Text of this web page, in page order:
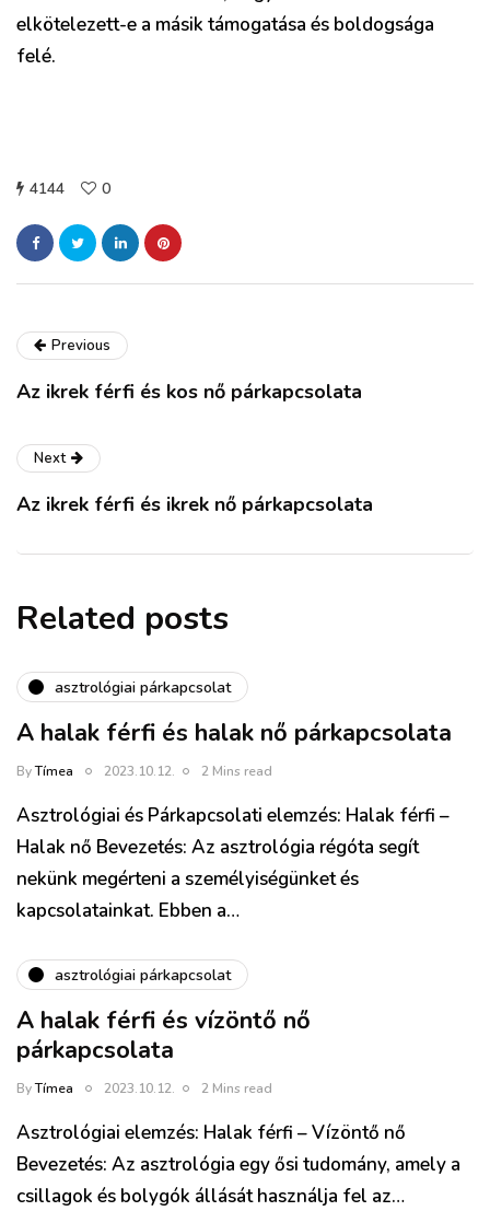
elkötelezett-e a másik támogatása és boldogsága
felé.
4144 0
Previous
Az ikrek férfi és kos nő párkapcsolata
Next
Az ikrek férfi és ikrek nő párkapcsolata
Related posts
asztrológiai párkapcsolat
A halak férfi és halak nő párkapcsolata
ByTímea 2023.10.12. 2 Mins read
Asztrológiai és Párkapcsolati elemzés: Halak férfi –
Halak nő Bevezetés: Az asztrológia régóta segít
nekünk megérteni a személyiségünket és
kapcsolatainkat. Ebben a…
asztrológiai párkapcsolat
A halak férfi és vízöntő nő
párkapcsolata
ByTímea 2023.10.12. 2 Mins read
Asztrológiai elemzés: Halak férfi – Vízöntő nő
Bevezetés: Az asztrológia egy ősi tudomány, amely a
csillagok és bolygók állását használja fel az…